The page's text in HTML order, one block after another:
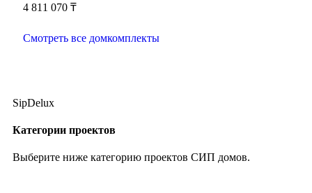
4 811 070 ₸
Смотреть все домкомплекты
SipDelux
Категории проектов
Выберите ниже категорию проектов СИП домов.